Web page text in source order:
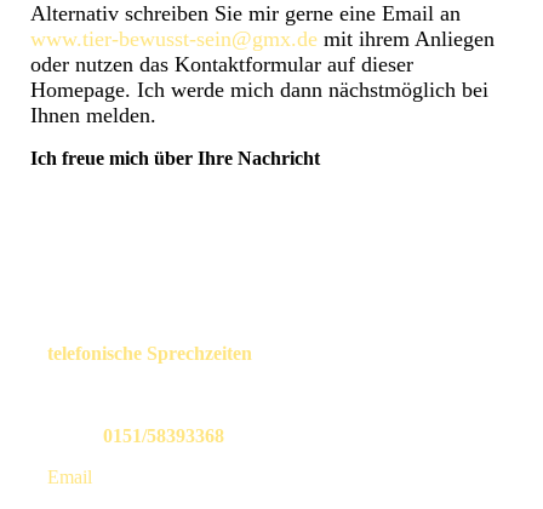
Alternativ schreiben Sie mir gerne eine Email an
www.tier-bewusst-sein@gmx.de mit ihrem Anliegen
oder nutzen das Kontaktformular auf dieser
Homepage. Ich werde mich dann nächstmöglich bei
Ihnen melden.
Ich freue mich über Ihre Nachricht
telefonische Sprechzeiten
0151/58393368
Email